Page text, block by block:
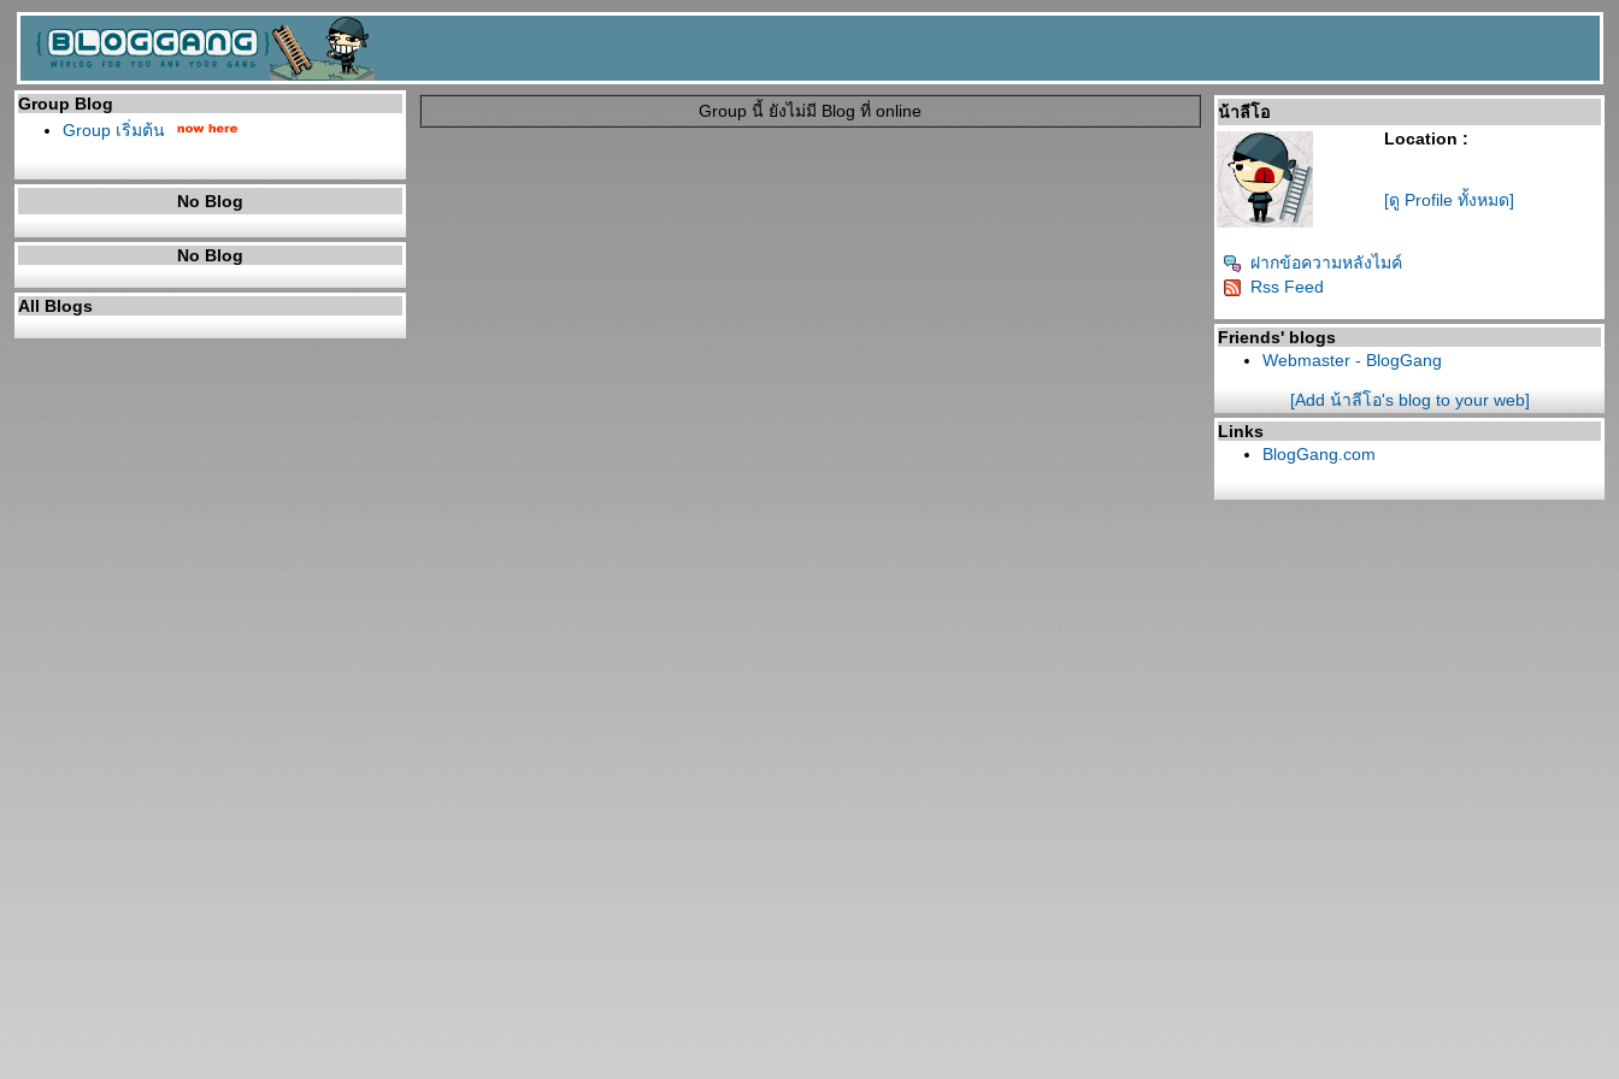
Group Blog
Group เริ่มต้น
No Blog
No Blog
All Blogs
Group นี้ ยังไม่มี Blog ที่ online
น้าลีโอ
Location :
[ดู Profile ทั้งหมด]
ฝากข้อความหลังไมค์
Rss Feed
Friends' blogs
Webmaster - BlogGang
[Add น้าลีโอ's blog to your web]
Links
BlogGang.com